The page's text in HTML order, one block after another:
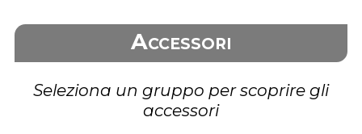
Accessori
Seleziona un gruppo per scoprire gli
accessori